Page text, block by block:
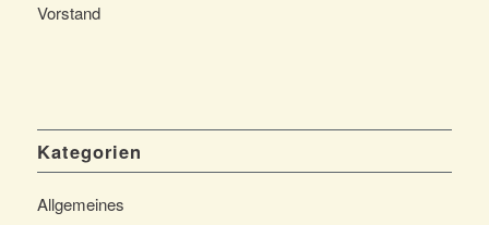
Vorstand
Kategorien
Allgemeines